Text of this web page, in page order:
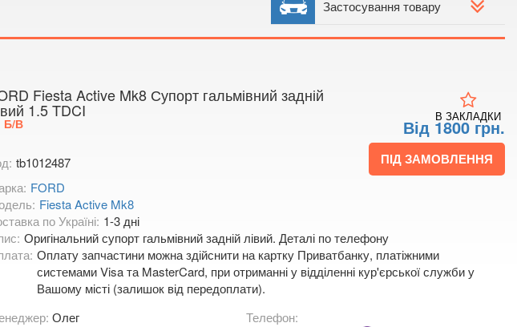
Застосування товару
Fiesta Active Mk8 Супорт гальмівний задній
1.5 TDCI
Б/В Від 1800 грн.
ПІД ЗАМОВЛЕННЯ
В ЗАКЛАДКИ
tb1012487
FORD
Fiesta Active Mk8
по Україні: 1-3 дні
Оригінальний супорт гальмівний задній лівий. Деталі по телефону
Оплату запчастини можна здійснити на картку Приватбанку, платіжними
системами Visa та MasterCard, при отриманні у відділенні кур'єрської служби у
Вашому місті (залишок від передоплати).
Олег
Телефон: